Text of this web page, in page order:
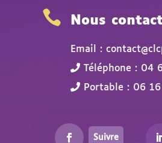
 Nous
Email :
Téléphone : 04
Portable : 06
Suivre